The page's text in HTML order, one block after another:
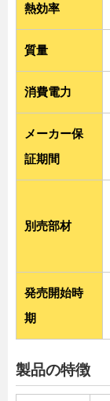
熱効率
質量
消費電力
メーカー保
証期間
別売部材
発売開始時
期
製品の特徴